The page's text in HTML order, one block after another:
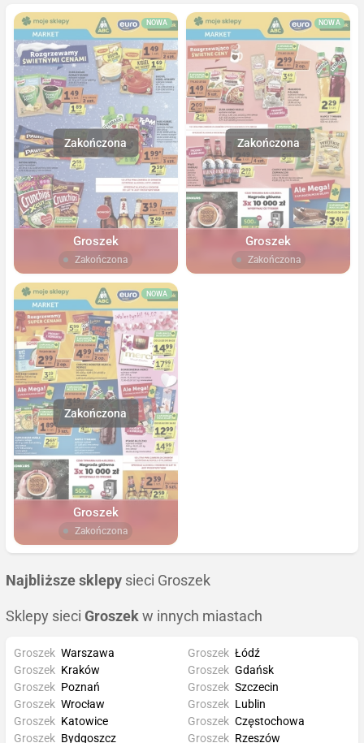
NOWA
Groszek
Zakończona
NOWA
Groszek
Zakończona
NOWA
Groszek
Zakończona
Najbliższe sklepy sieci Groszek
Sklepy sieci Groszek w innych miastach
Groszek Warszawa
Groszek Kraków
Groszek Poznań
Groszek Wrocław
Groszek Łódź
Groszek Gdańsk
Groszek Szczecin
Groszek Lublin
Groszek Katowice
Groszek Bydgoszcz
Groszek Częstochowa
Groszek Rzeszów